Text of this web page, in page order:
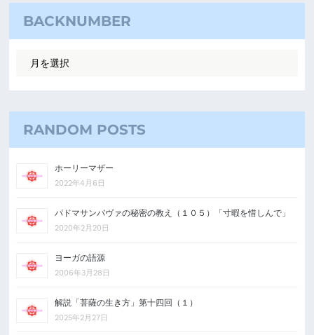
BACKNUMBER
RANDOM POSTS
ホーリーマザー
2022年4月6日
パドマサンバヴァの秘密の教え（１０５）「寸暇を惜しんで」
2020年2月20日
ヨーガの語源
2006年3月28日
解説「菩薩の生き方」第十四回（１）
2025年2月27日